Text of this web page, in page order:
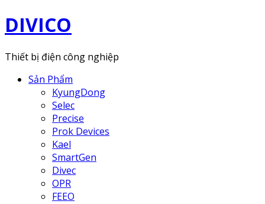
DIVICO
Thiết bị điện công nghiệp
Sản Phẩm
KyungDong
Selec
Precise
Prok Devices
Kael
SmartGen
Divec
OPR
FEEO